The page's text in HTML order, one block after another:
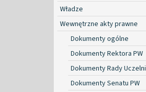
Władze
Wewnętrzne akty prawne
Dokumenty ogólne
Dokumenty Rektora PW
Dokumenty Rady Uczelni
Dokumenty Senatu PW